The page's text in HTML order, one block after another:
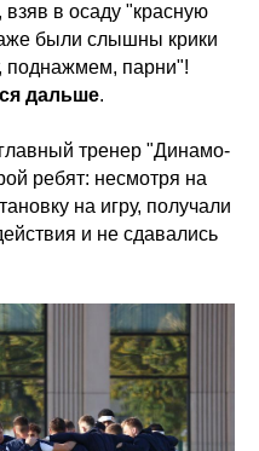
взяв в осаду "красную
были слышны крики
поднажмем, парни"!
дальше.
тренер "Динамо-
ребят: несмотря на
на игру, получали
и не сдавались